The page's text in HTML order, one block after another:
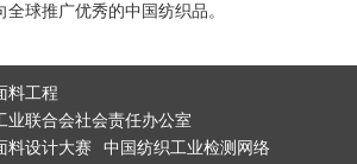
球推广优秀的中国纺织品。
料工程
业联合会社会责任办公室
料设计大赛
中国纺织工业检测网络